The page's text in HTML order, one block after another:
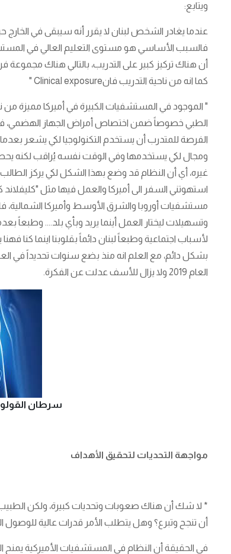
ويتابع:
عندما يغادر الشخص لبنان لا يقرر أنه سيبقى في
فالسبب الأساسي هو مستوى التعليم العالي في
أن هناك تركيز كبير على التدريب، بالتالي هناك
كما انه من ناحية التدريب فانClinical exposure "
" الموجود في المستشفيات الكبيرة في أميركا مميزة من
الطبي خصوصاً ضمن اختصاص أمراض الجهاز الهضمي،
الفرصة للمتدرب أن يستخدم التكنولوجيا لكي يشعر
ومجال لكي يستخدمها وفي الوقت نفسه يُراقب لكنه
غيره، أي أن النظام قد وضع بهذا الشكل لكي يركز
استهوتني السفر الى أميركا والعمل فيها مثل
مستشفيات أوروبا والشرق الأوسط وأميركا
وتسهيلات ليختار العمل أينما يريد وبأي بلد.... وطبعاً
لأسباب اجتماعية وطبعاً لبنان دائماً بقلوبنا اينما كنا
العام 2019 ولا يزال للأسف عدلت عن الفكرة.
سرطان
مواجهة التحديات لتحقيق الأهداف
* لا شك أن هناك صعوبات وتحديات كبيرة، ولكن الطبيب
أن تنجح وتبرع؟ وهل يتطلب الأمر قدرات عالية
في الحقيقة أن النظام في المستشفيات الأميركية يمنح